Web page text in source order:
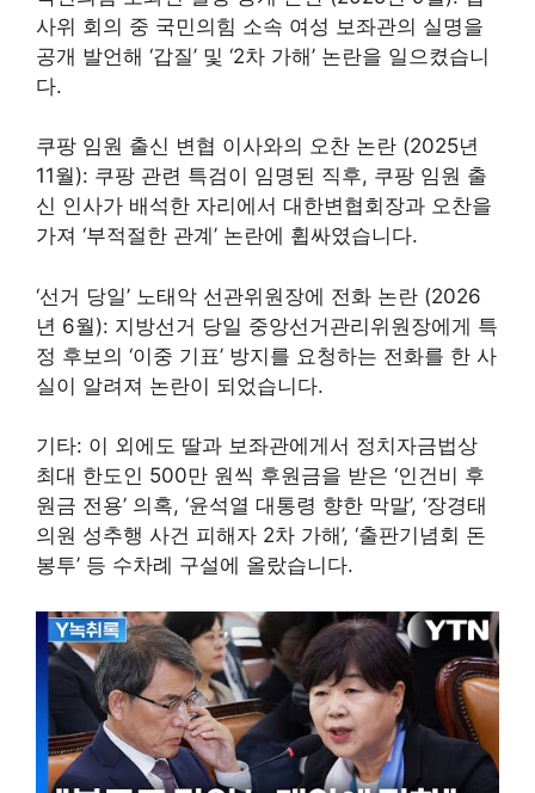
사위 회의 중 국민의힘 소속 여성 보좌관의 실명을
공개 발언해 ‘갑질’ 및 ‘2차 가해’ 논란을 일으켰습니
다.
쿠팡 임원 출신 변협 이사와의 오찬 논란 (2025년
11월): 쿠팡 관련 특검이 임명된 직후, 쿠팡 임원 출
신 인사가 배석한 자리에서 대한변협회장과 오찬을
가져 ‘부적절한 관계’ 논란에 휩싸였습니다.
‘선거 당일’ 노태악 선관위원장에 전화 논란 (2026
년 6월): 지방선거 당일 중앙선거관리위원장에게 특
정 후보의 ‘이중 기표’ 방지를 요청하는 전화를 한 사
실이 알려져 논란이 되었습니다.
기타: 이 외에도 딸과 보좌관에게서 정치자금법상
최대 한도인 500만 원씩 후원금을 받은 ‘인건비 후
원금 전용’ 의혹, ‘윤석열 대통령 향한 막말’, ‘장경태
의원 성추행 사건 피해자 2차 가해’, ‘출판기념회 돈
봉투’ 등 수차례 구설에 올랐습니다.